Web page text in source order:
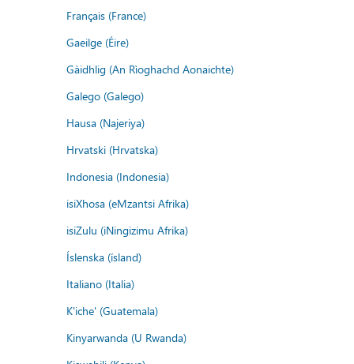
Français (France)
Gaeilge (Éire)
Gàidhlig (An Rìoghachd Aonaichte)
Galego (Galego)
Hausa (Najeriya)
Hrvatski (Hrvatska)
Indonesia (Indonesia)
isiXhosa (eMzantsi Afrika)
isiZulu (iNingizimu Afrika)
Íslenska (ísland)
Italiano (Italia)
K'iche' (Guatemala)
Kinyarwanda (U Rwanda)